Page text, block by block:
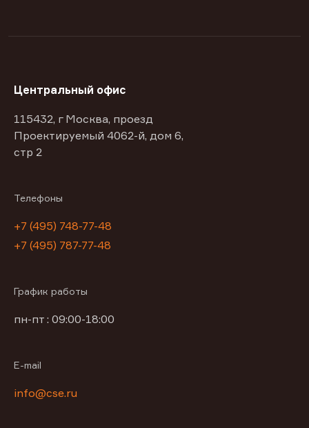
Центральный офис
115432, г Москва, проезд
Проектируемый 4062-й, дом 6,
стр 2
Телефоны
+7 (495) 748-77-48
+7 (495) 787-77-48
График работы
пн-пт : 09:00-18:00
E-mail
info@cse.ru